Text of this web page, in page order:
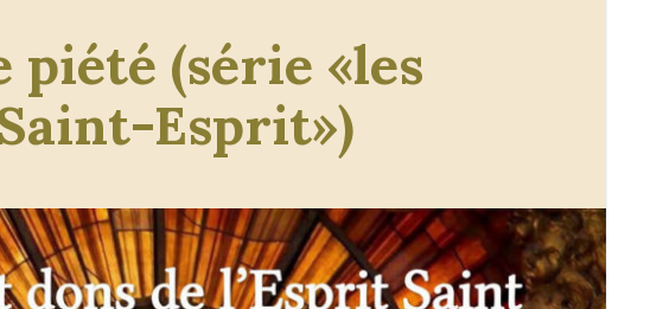
piété (série «les
Esprit»)